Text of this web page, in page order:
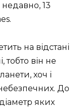
13
на відстані
тобто він не
хоч і
До
яких